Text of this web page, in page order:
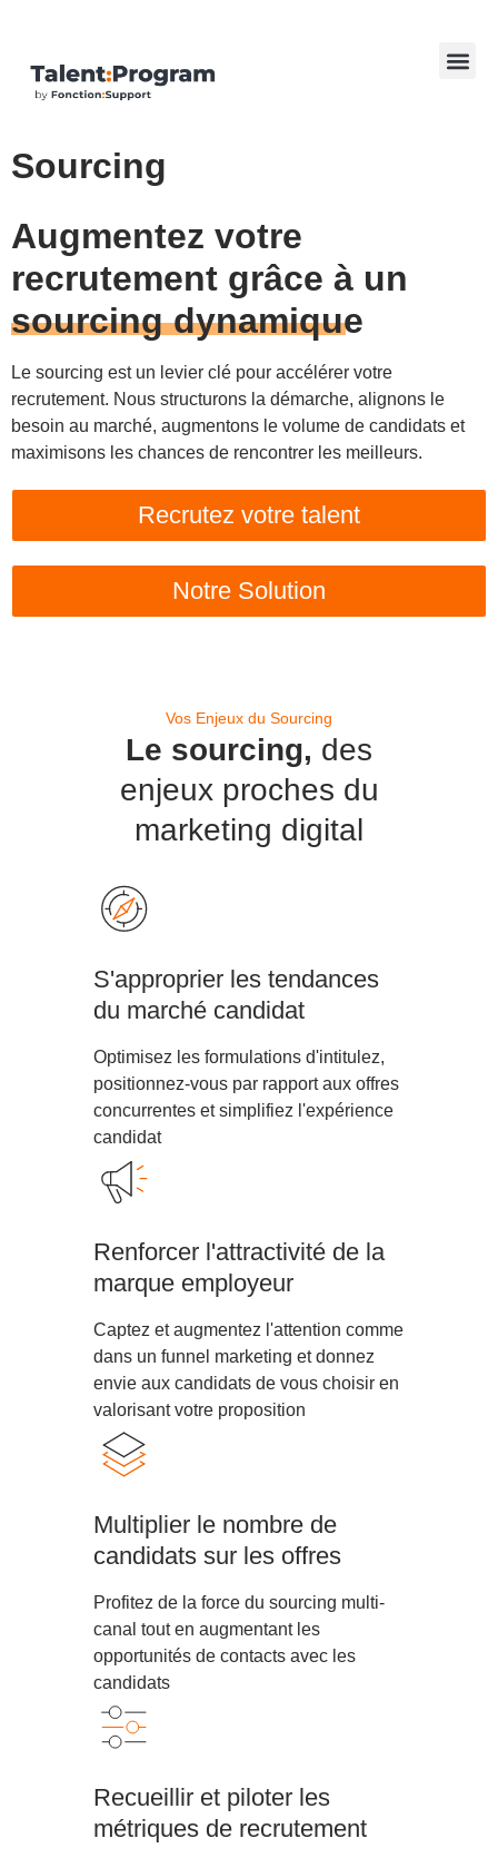
Sourcing
Augmentez votre
recrutement grâce à un
sourcing dynamique
Le sourcing est un levier clé pour accélérer votre
recrutement. Nous structurons la démarche, alignons le
besoin au marché, augmentons le volume de candidats et
maximisons les chances de rencontrer les meilleurs.
Recrutez votre talent
Notre Solution
Vos Enjeux du Sourcing
Le sourcing, des
enjeux proches du
marketing digital
S'approprier les tendances
du marché candidat
Optimisez les formulations d'intitulez,
positionnez-vous par rapport aux offres
concurrentes et simplifiez l'expérience
candidat
Renforcer l'attractivité de la
marque employeur
Captez et augmentez l'attention comme
dans un funnel marketing et donnez
envie aux candidats de vous choisir en
valorisant votre proposition
Multiplier le nombre de
candidats sur les offres
Profitez de la force du sourcing multi-
canal tout en augmentant les
opportunités de contacts avec les
candidats
Recueillir et piloter les
métriques de recrutement